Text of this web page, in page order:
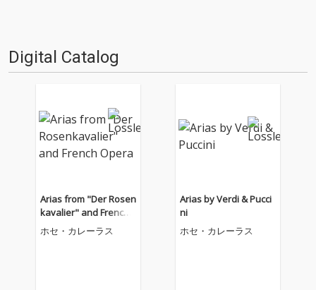
Digital Catalog
Arias from "Der Rosen
kavalier" and French
Opera
ホセ・カレーラス
Arias by Verdi & Pucci
ni
ホセ・カレーラス